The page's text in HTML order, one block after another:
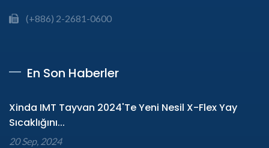
(+886) 2-2681-0600
En Son Haberler
Xinda IMT Tayvan 2024'te Yeni Nesil X-Flex Yay
Sıcaklığını...
20 Sep, 2024